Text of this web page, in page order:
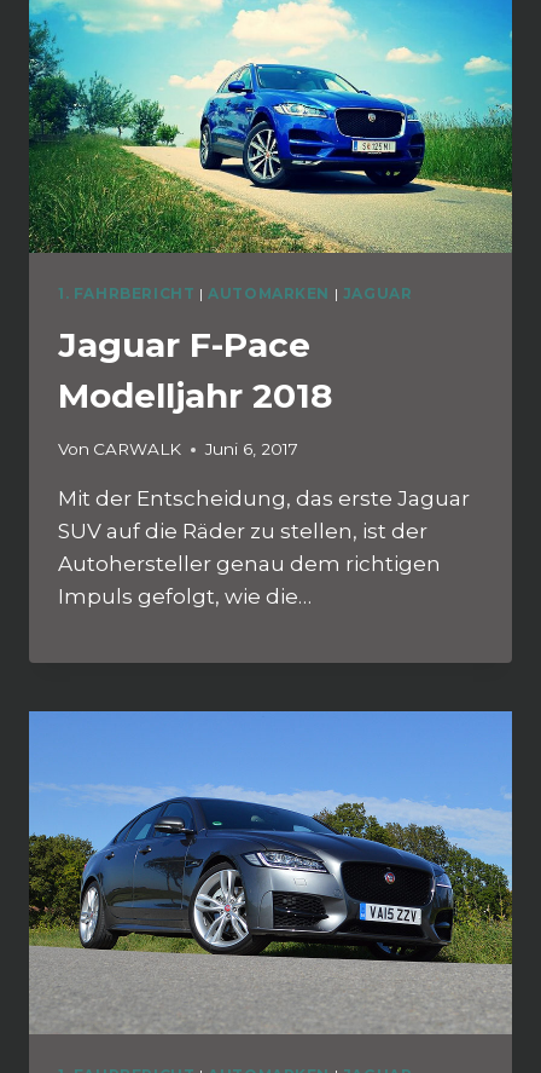
1. FAHRBERICHT | AUTOMARKEN | JAGUAR
Jaguar F-Pace
Modelljahr 2018
Von CARWALK Juni 6, 2017
Mit der Entscheidung, das erste Jaguar
SUV auf die Räder zu stellen, ist der
Autohersteller genau dem richtigen
Impuls gefolgt, wie die…